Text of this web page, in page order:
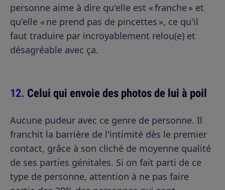
personne aime à dire qu'elle est « franche » et
qu'elle « ne prend pas de pincettes », ce qu'il
faut traduire par incroyablement relou(e) et
désagréable avec ça.
Celui qui envoie des photos de lui à poil
Aucune pudeur avec ce genre de personne. Il
franchit la barrière de l'intimité dès le premier
contact, grâce à son cliché de moyenne qualité
de ses parties génitales. Si on fait parti de ce
type de personne, attention à ne pas faire